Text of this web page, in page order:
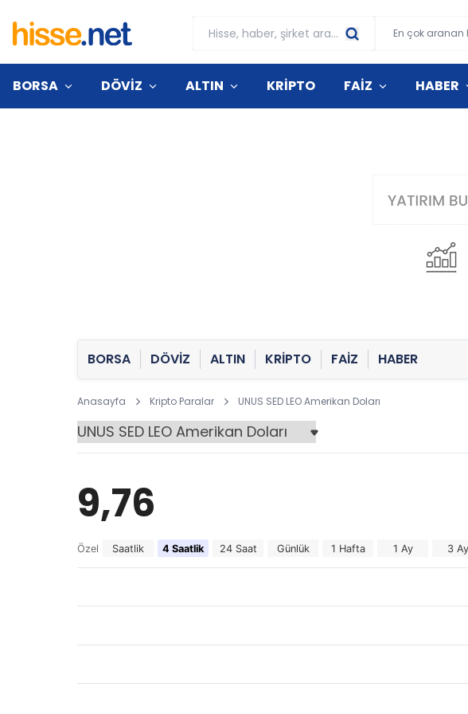
En çok aranan
BORSA DÖVİZ ALTIN KRİPTO FAİZ HABER
BORSA DÖVİZ ALTIN KRİPTO FAİZ HABER
Anasayfa Kripto Paralar UNUS SED LEO Amerikan Doları
9,76
Özel Saatlik 4 Saatlik 24 Saat Günlük 1 Hafta 1 Ay 3 Ay